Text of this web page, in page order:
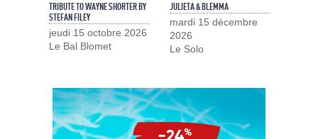
TRIBUTE TO WAYNE SHORTER BY
STEFAN FILEY
jeudi 15 octobre 2026
Le Bal Blomet
JULIETA & BLEMMA
mardi 15 décembre
2026
Le Solo